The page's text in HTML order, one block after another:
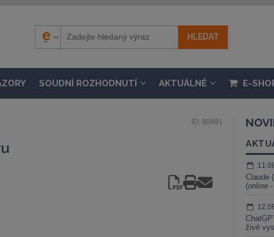
SOUDNÍ ROZHODNUTÍ AKTUÁLNĚ E-
ID: 90891
Claude
(online
živé